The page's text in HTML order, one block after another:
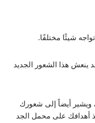
شيئًا مختلفًا.
هذا الشعور الجديد
ويشير أيضاً إلى شعورك
أهدافك على محمل الجد